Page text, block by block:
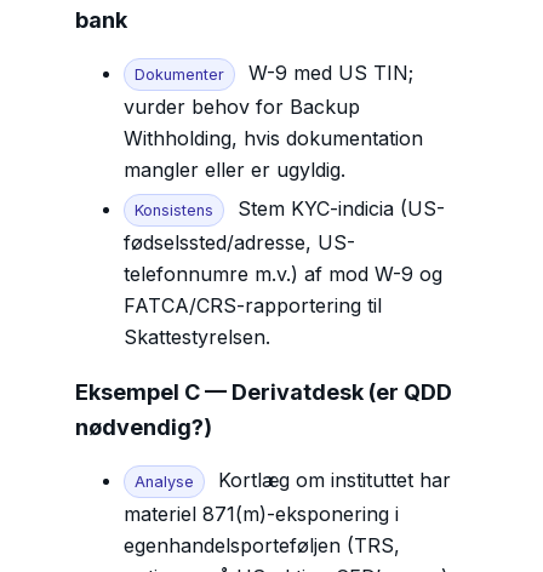
bank
Dokumenter
W-9 med US TIN;
vurder behov for Backup
Withholding, hvis dokumentation
mangler eller er ugyldig.
Konsistens
Stem KYC-indicia (US-
fødselssted/adresse, US-
telefonnumre m.v.) af mod W-9 og
FATCA/CRS-rapportering til
Skattestyrelsen.
Eksempel C — Derivatdesk (er QDD
nødvendig?)
Analyse
Kortlæg om instituttet har
materiel 871(m)-eksponering i
egenhandelsporteføljen (TRS,